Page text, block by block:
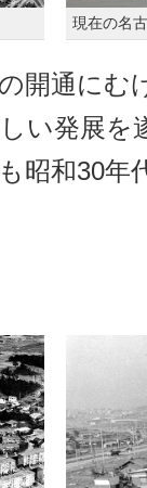
現在の名
開通にむ
い発展を
昭和30年